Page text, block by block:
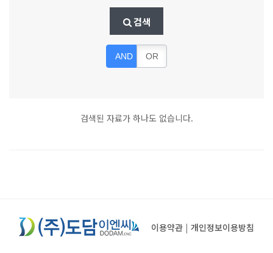
검색
AND OR
검색된 자료가 하나도 없습니다.
이용약관 | 개인정보이용방침